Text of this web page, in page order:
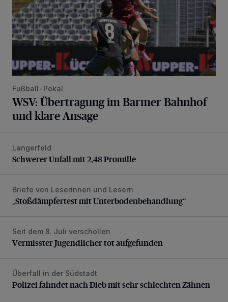
Fußball-Pokal
WSV: Übertragung im Barmer Bahnhof
und klare Ansage
Schwerer Unfall mit 2,48 Promille
Langerfeld
Schwerer Unfall mit 2,48 Promille
„Stoßdämpfertest mit Unterbodenbehandlung“
Briefe von Leserinnen und Lesern
„Stoßdämpfertest mit Unterbodenbehandlung“
Vermisster Jugendlicher tot aufgefunden
Seit dem 8. Juli verschollen
Vermisster Jugendlicher tot aufgefunden
Polizei fahndet nach Dieb mit sehr schlechten Zähnen
Überfall in der Südstadt
Polizei fahndet nach Dieb mit sehr schlechten Zähnen